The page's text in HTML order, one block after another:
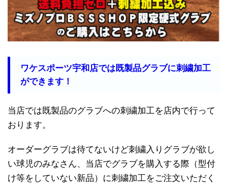
ワケスポーツ宇和店では既製品グラブに刺繍加工
ができます！
当店では既製品のグラブへの刺繍加工を店内で行って
おります。
オーダーグラブは待てないけど刺繍入りグラブが欲し
い球児のみなさん、当店でグラブを購入する際（型付
け等をしていない新品）に刺繍加工をご注文いただく